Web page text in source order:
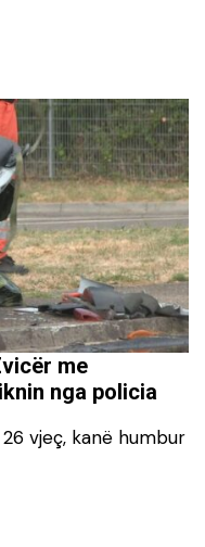
me
nga policia
vjeç, kanë humbur